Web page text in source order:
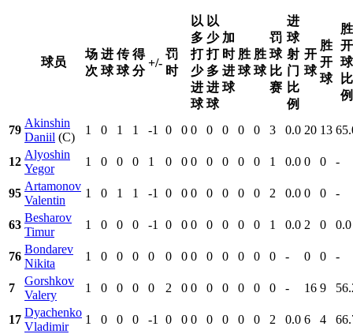
球员
场
次
进
球
传
球
得
分
+/-
罚
时
以
多
打
少
进
球
以
少
打
多
进
球
加
时
进
球
胜
球
胜
球
罚
球
比
赛
进
球
射
门
比
例
开
球
胜
开
球
胜
开
球
比
例
79
Akinshin
Daniil (C)
1 0 1 1 -1 0 0 0 0 0 0 0 3 0.0 20 13
12
Alyoshin
Yegor
1 0 0 0 1 0 0 0 0 0 0 0 1 0.0 0 0 -
95
Artamonov
Valentin
1 0 1 1 -1 0 0 0 0 0 0 0 2 0.0 0 0 -
63
Besharov
Timur
1 0 0 0 -1 0 0 0 0 0 0 0 1 0.0 2 0 0.0
76
Bondarev
Nikita
1 0 0 0 0 0 0 0 0 0 0 0 0 - 0 0 -
7
Gorshkov
Valery
1 0 0 0 0 2 0 0 0 0 0 0 0 - 16 9
17
Dyachenko
Vladimir
1 0 0 0 -1 0 0 0 0 0 0 0 2 0.0 6 4